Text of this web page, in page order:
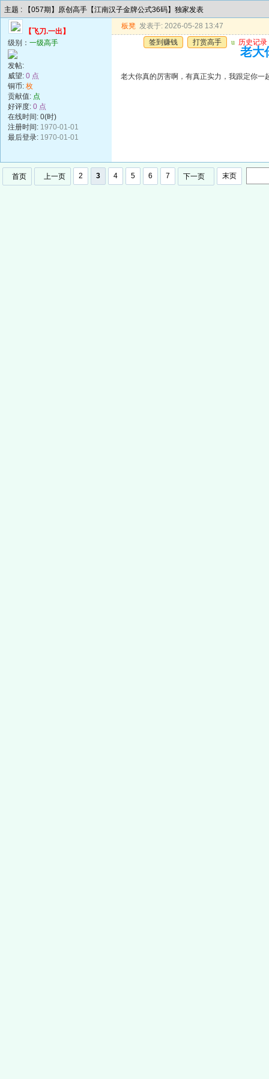
主题 : 【057期】原创高手【江南汉子金牌公式36码】独家发表
【飞刀.一出】
级别： 一级高手
发帖:
威望: 0 点
铜币: 枚
贡献值: 点
好评度: 0 点
在线时间: 0(时)
注册时间: 1970-01-01
最后登录: 1970-01-01
板凳 发表于: 2026-05-28 13:47
签到赚钱
打赏高手 u 历史记录
老大
老大你真的厉害啊，有真正实力，我跟定你一
首页 上一页 2 3 4 5 6 7 下一页 末页